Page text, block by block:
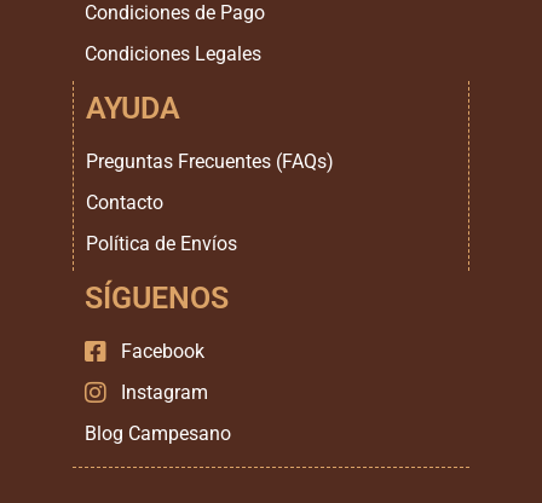
Condiciones de Pago
Condiciones Legales
AYUDA
Preguntas Frecuentes (FAQs)
Contacto
Política de Envíos
SÍGUENOS
Facebook
Instagram
Blog Campesano